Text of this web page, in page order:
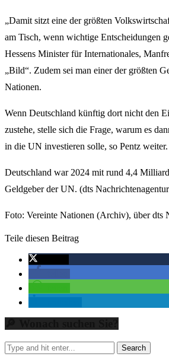
„Damit sitzt eine der größten
am Tisch, wenn wichtige Entscheidungen
Hessens Minister für Internationales,
„Bild“. Zudem sei man einer der größten
Nationen.
Wenn Deutschland künftig dort nicht den
zustehe, stelle sich die Frage, warum es
in die UN investieren solle, so Pentz weiter.
Deutschland war 2024 mit rund 4,4
Geldgeber der UN. (dts
Foto: Vereinte Nationen (Archiv), über dts
Teile diesen Beitrag